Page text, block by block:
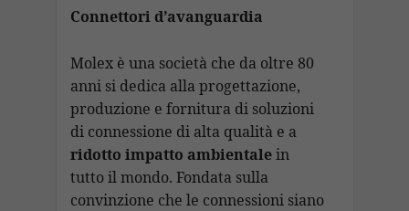
Connettori d’avanguardia
Molex è una società che da oltre 80
anni si dedica alla progettazione,
produzione e fornitura di soluzioni
di connessione di alta qualità e a
ridotto impatto ambientalein
tutto il mondo. Fondata sulla
convinzione che le connessioni siano